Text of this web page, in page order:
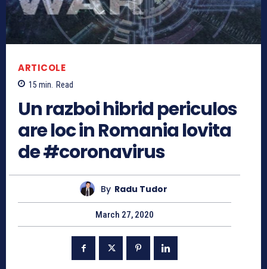
ARTICOLE
15 min. Read
Un razboi hibrid periculos
are loc in Romania lovita
de #coronavirus
By Radu Tudor
March 27, 2020